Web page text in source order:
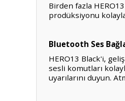
Birden fazla
prodüksiyonu
Bluetooth Ses
HERO13 Black'i,
sesli komutları
uyarılarını duyun.